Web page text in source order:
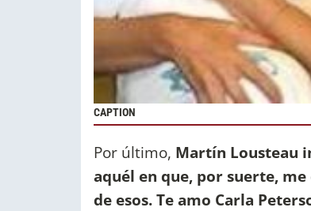
CAPTION
Por último, Martín Lousteau
aquél en que, por suerte,
de esos. Te amo Carla